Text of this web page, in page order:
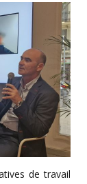
de travail